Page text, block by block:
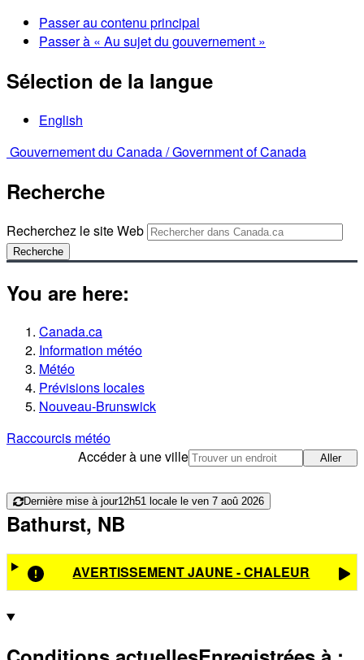
Passer au contenu principal
Passer à « Au sujet du gouvernement »
Sélection de la langue
English
Gouvernement du Canada /Government of Canada
Recherche
Recherchez le site Web
Recherche
You are here:
Canada.ca
Information météo
Météo
Prévisions locales
Nouveau-Brunswick
Raccourcis météo
Accéder à une ville
Aller
Dernière mise à jour12h51 locale le ven 7 aoû 2026
Bathurst, NB
AVERTISSEMENT JAUNE - CHALEUR